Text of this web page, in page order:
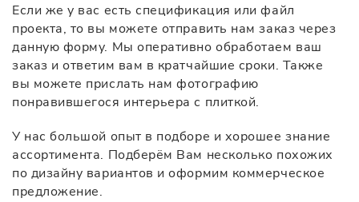
Если же у вас есть спецификация или файл
проекта, то вы можете отправить нам заказ через
данную форму. Мы оперативно обработаем ваш
заказ и ответим вам в кратчайшие сроки. Также
вы можете прислать нам фотографию
понравившегося интерьера с плиткой.
У нас большой опыт в подборе и хорошее знание
ассортимента. Подберём Вам несколько похожих
по дизайну вариантов и оформим коммерческое
предложение.